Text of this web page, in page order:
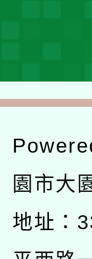
園市大
地址：